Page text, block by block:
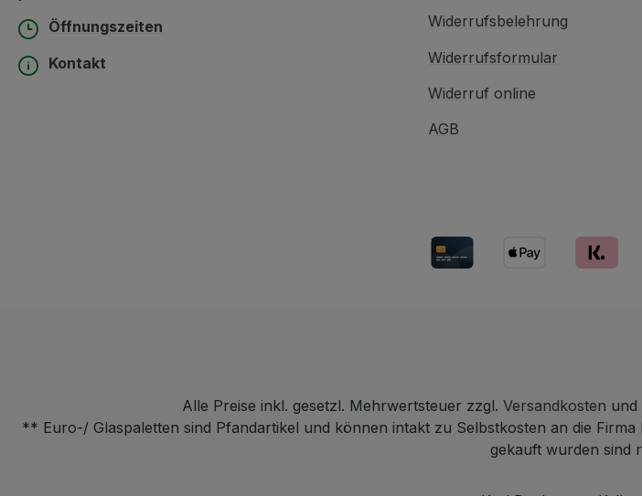
Öffnungszeiten
Kontakt
Widerrufsbelehrung
Widerrufsformular
Widerruf online
AGB
Alle Preise inkl. gesetzl. Mehrwertsteuer zzgl. Versandkosten und
** Euro-/ Glaspaletten sind Pfandartikel und können intakt zu Selbstkosten an die
gekauft wurden sind